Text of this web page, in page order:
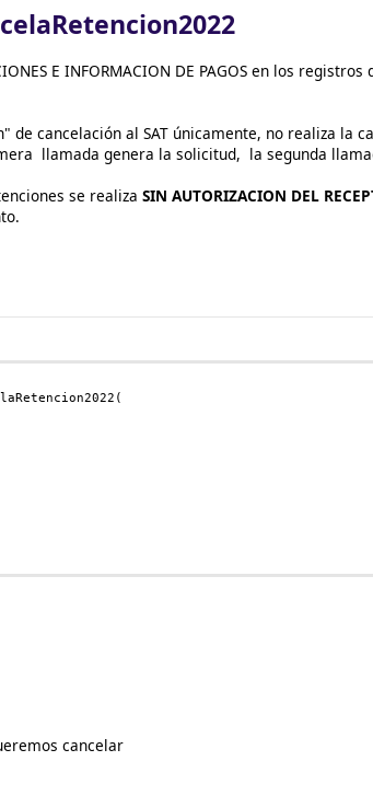
E INFORMACION DE PAGOS en los
de cancelación al SAT únicamente, no realiza
llamada genera la solicitud, la segunda
se realiza SIN AUTORIZACION DEL
(
cancelar